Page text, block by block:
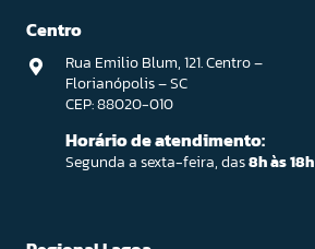
Centro
Rua Emilio Blum, 121. Centro –
Florianópolis – SC
CEP: 88020-010
Horário de atendimento:
Segunda a sexta-feira, das8h às 18h